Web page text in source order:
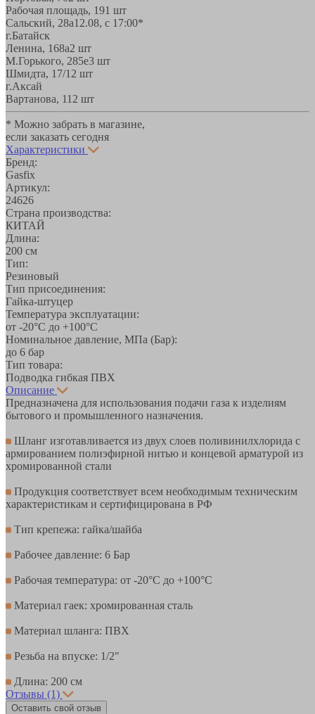
Рабочая площадь, 191 шт
Сальский, 28a12.08, с 17:00*
г.Батайск
Ленина, 168а2 шт
М.Горького, 285е3 шт
Шмидта, 17/1 2 шт
г.Аксай
Вартанова, 11 2 шт
* Можно забрать в магазине,
если заказать сегодня
Характеристики
Бренд:
Gasfix
Артикул:
24626
Страна производства:
КИТАЙ
Длина:
200 см
Тип:
Резиновый
Тип присоединения:
Гайка-штуцер
Температура эксплуатации:
от -20°С до +100°С
Номинальное давление, МПа (Бар):
до 6 бар
Тип товара:
Подводка гибкая ПВХ
Описание
Предназначена для использования подачи газа к изделиям
бытового и промышленного назначения.
Шланг изготавливается из двух слоев поливинилхлорида с
армированием полиэфирной нитью и концевой арматурой из
хромированной стали
Продукция соответствует всем необходимым техническим
характеристикам и сертифицирована в РФ
Тип крепежа: гайка/шайба
Рабочее давление: 6 Бар
Рабочая температура: от -20°С до +100°С
Материал гаек: хромированная сталь
Материал шланга: ПВХ
Резьба на впуске: 1/2"
Длина: 200 см
Отзывы (1)
Оставить свой отзыв